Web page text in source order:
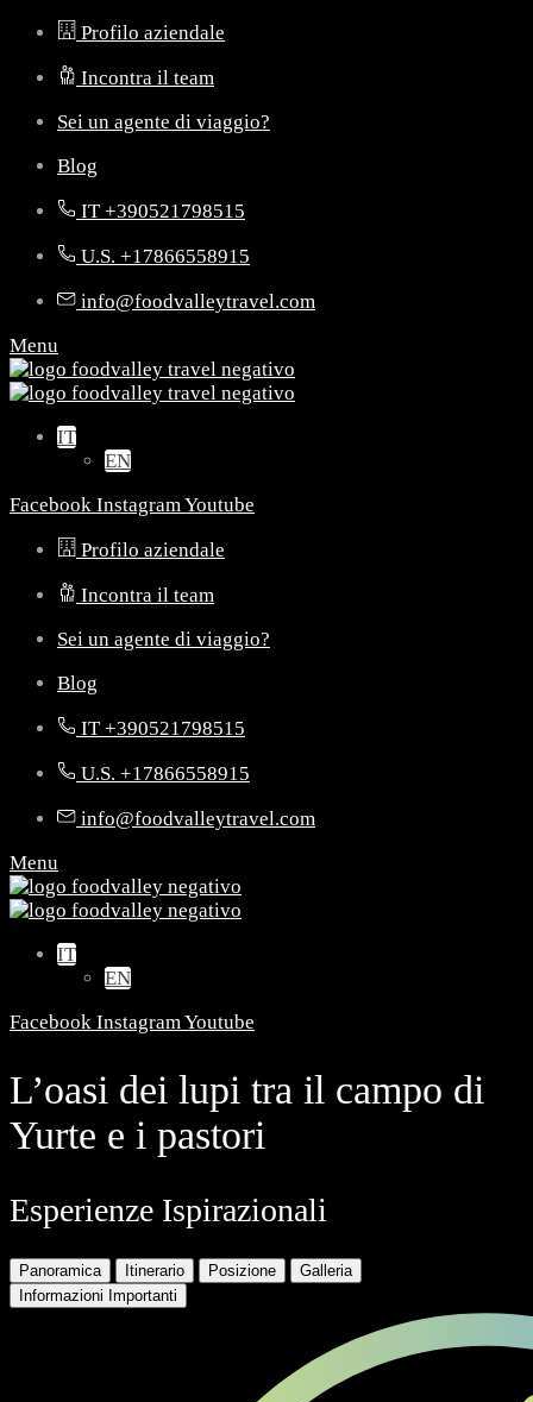
Profilo aziendale
Incontra il team
Sei un agente di viaggio?
Blog
IT +390521798515
U.S. +17866558915
info@foodvalleytravel.com
Menu
IT
EN
Facebook InstagramYoutube
Profilo aziendale
Incontra il team
Sei un agente di viaggio?
Blog
IT +390521798515
U.S. +17866558915
info@foodvalleytravel.com
Menu
IT
EN
Facebook InstagramYoutube
L’oasi dei lupi tra il campo di
Yurte e i pastori
Esperienze Ispirazionali
Panoramica Itinerario Posizione
Galleria
Informazioni Importanti